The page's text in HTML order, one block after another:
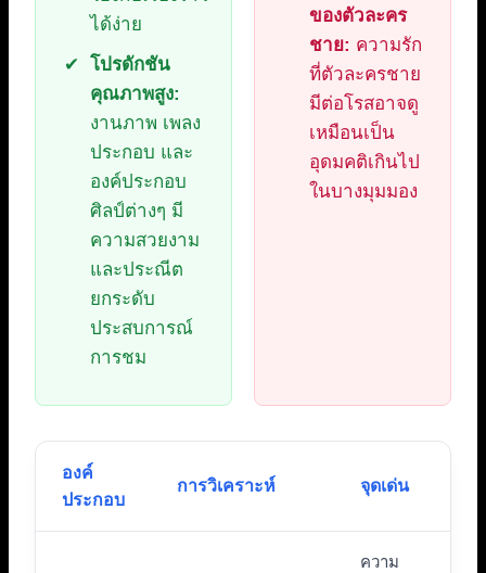
ได้ง่าย
โปรดักชัน
คุณภาพสูง:
งานภาพ เพลง
ประกอบ และ
องค์ประกอบ
ศิลป์ต่างๆ มี
ความสวยงาม
และประณีต
ยกระดับ
ประสบการณ์
การชม
ของตัวละคร
ชาย: ความรัก
ที่ตัวละครชาย
มีต่อโรสอาจดู
เหมือนเป็น
อุดมคติเกินไป
ในบางมุมมอง
องค์
ประกอบ
การวิเคราะห์ จุดเด่น
ความ